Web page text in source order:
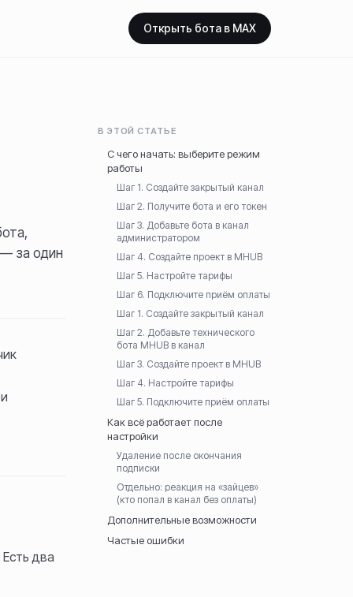
Открыть бота в MAX
за один
два
В ЭТОЙ СТАТЬЕ
С чего начать: выберите режим
работы
Шаг 1. Создайте закрытый канал
Шаг 2. Получите бота и его токен
Шаг 3. Добавьте бота в канал
администратором
Шаг 4. Создайте проект в MHUB
Шаг 5. Настройте тарифы
Шаг 6. Подключите приём оплаты
Шаг 1. Создайте закрытый канал
Шаг 2. Добавьте технического
бота MHUB в канал
Шаг 3. Создайте проект в MHUB
Шаг 4. Настройте тарифы
Шаг 5. Подключите приём оплаты
Как всё работает после
настройки
Удаление после окончания
подписки
Отдельно: реакция на «зайцев»
(кто попал в канал без оплаты)
Дополнительные возможности
Частые ошибки